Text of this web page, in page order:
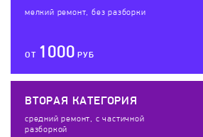
мелкий ремонт, без разборки
ОТ 1000 РУБ
ВТОРАЯ КАТЕГОРИЯ
средний ремонт, с частичной
разборкой